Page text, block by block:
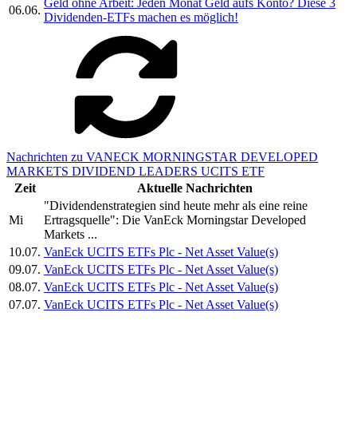
06.06.
Dividenden-ETFs machen es möglich!
Nachrichten zu VANECK MORNINGSTAR DEVELOPED
MARKETS DIVIDEND LEADERS UCITS ETF
Zeit
Aktuelle Nachrichten
Mi
"Dividendenstrategien sind heute mehr als eine reine
Ertragsquelle": Die VanEck Morningstar Developed
Markets ...
10.07. VanEck UCITS ETFs Plc - Net Asset Value(s)
09.07. VanEck UCITS ETFs Plc - Net Asset Value(s)
08.07. VanEck UCITS ETFs Plc - Net Asset Value(s)
07.07. VanEck UCITS ETFs Plc - Net Asset Value(s)